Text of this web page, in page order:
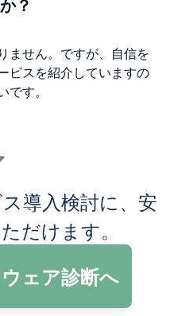
ません。ですが、自信を
ビスを紹介していますの
す。
導入検討に、安
だけます。
ウェア診断へ